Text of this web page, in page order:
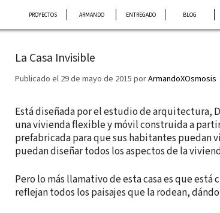
PROYECTOS ARMANDO ENTREGADO BLOG
La Casa Invisible
Publicado el 29 de mayo de 2015porArmandoXOsmosis
Está diseñada por el estudio de arquitectura,
una vivienda flexible y móvil construida a
prefabricada para que sus habitantes puedan
puedan diseñar todos los aspectos de la
Pero lo más llamativo de esta casa es que
reflejan todos los paisajes que la rodean,